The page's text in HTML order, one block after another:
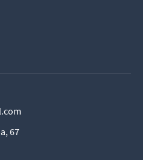
67